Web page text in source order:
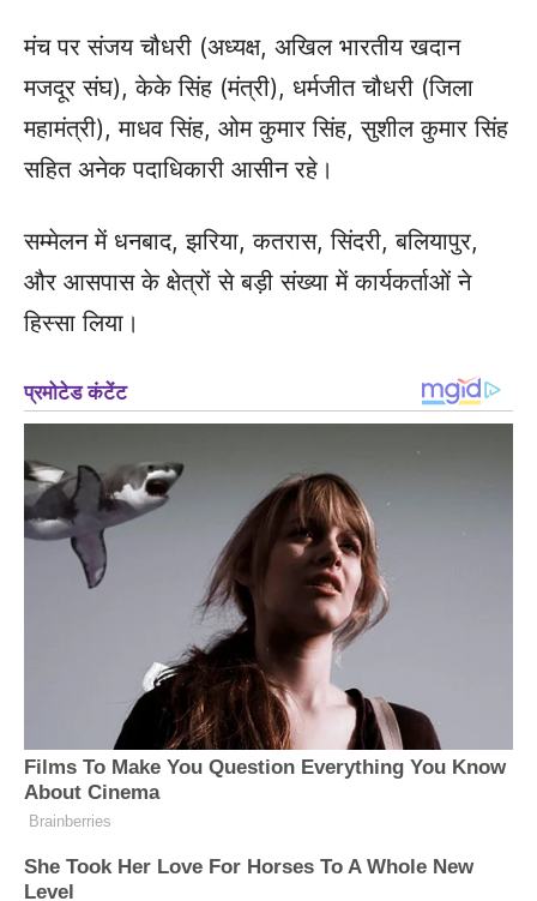
मंच पर संजय चौधरी (अध्यक्ष, अखिल भारतीय खदान
मजदूर संघ), केके सिंह (मंत्री), धर्मजीत चौधरी (जिला
महामंत्री), माधव सिंह, ओम कुमार सिंह, सुशील कुमार सिंह
सहित अनेक पदाधिकारी आसीन रहे।
सम्मेलन में धनबाद, झरिया, कतरास, सिंदरी, बलियापुर,
और आसपास के क्षेत्रों से बड़ी संख्या में कार्यकर्ताओं ने
हिस्सा लिया।